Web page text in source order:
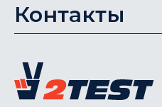
Контакты